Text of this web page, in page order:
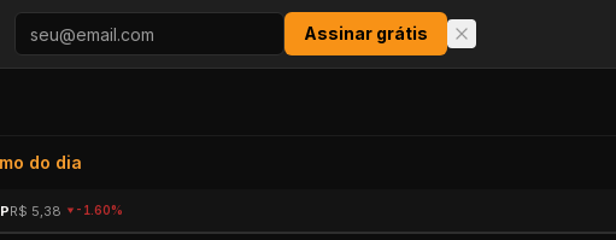
Assinar grátis
do dia
R$ 5,38 -1.60%